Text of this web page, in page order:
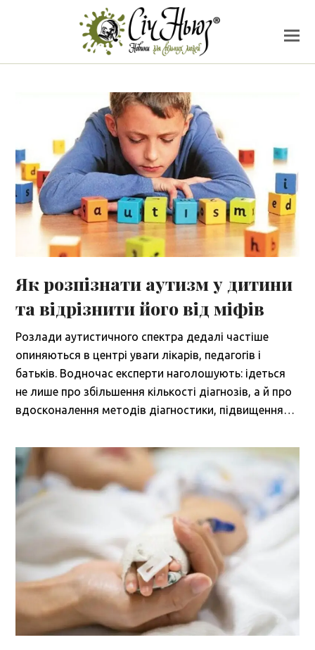
Як розпізнати аутизм у дитини
та відрізнити його від міфів
Розлади аутистичного спектра дедалі частіше
опиняються в центрі уваги лікарів, педагогів і
батьків. Водночас експерти наголошують: ідеться
не лише про збільшення кількості діагнозів, а й про
вдосконалення методів діагностики, підвищення…